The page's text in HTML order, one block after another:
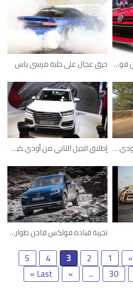
حرق عجال على حلبة مرسى ياس سيارة جي تي آي رودستر من فولكسفاجن
إطلاق الجيل الثاني من أودي كيو 7 إطلاق النسخة الجديدة من أودي تي تي اس
تجربة قيادة فولكس فاجن طوارق 2015
«
1
2
3
4
5
30
...
»
Last »